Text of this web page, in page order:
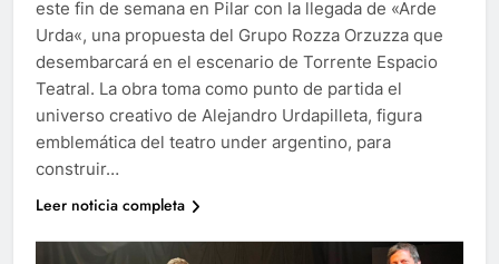
este fin de semana en Pilar con la llegada de «Arde
Urda«, una propuesta del Grupo Rozza Orzuzza que
desembarcará en el escenario de Torrente Espacio
Teatral. La obra toma como punto de partida el
universo creativo de Alejandro Urdapilleta, figura
emblemática del teatro under argentino, para
construir…
Leer noticia completa